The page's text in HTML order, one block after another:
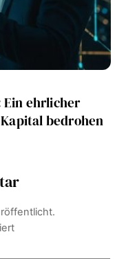
Ein ehrlicher
bedrohen